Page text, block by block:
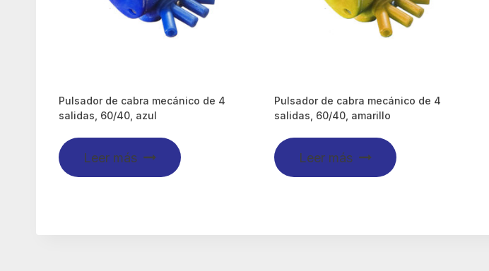
Pulsador de cabra mecánico de 4
salidas, 60/40, azul
Leer más
Pulsador de cabra mecánico de 4
salidas, 60/40, amarillo
Leer más